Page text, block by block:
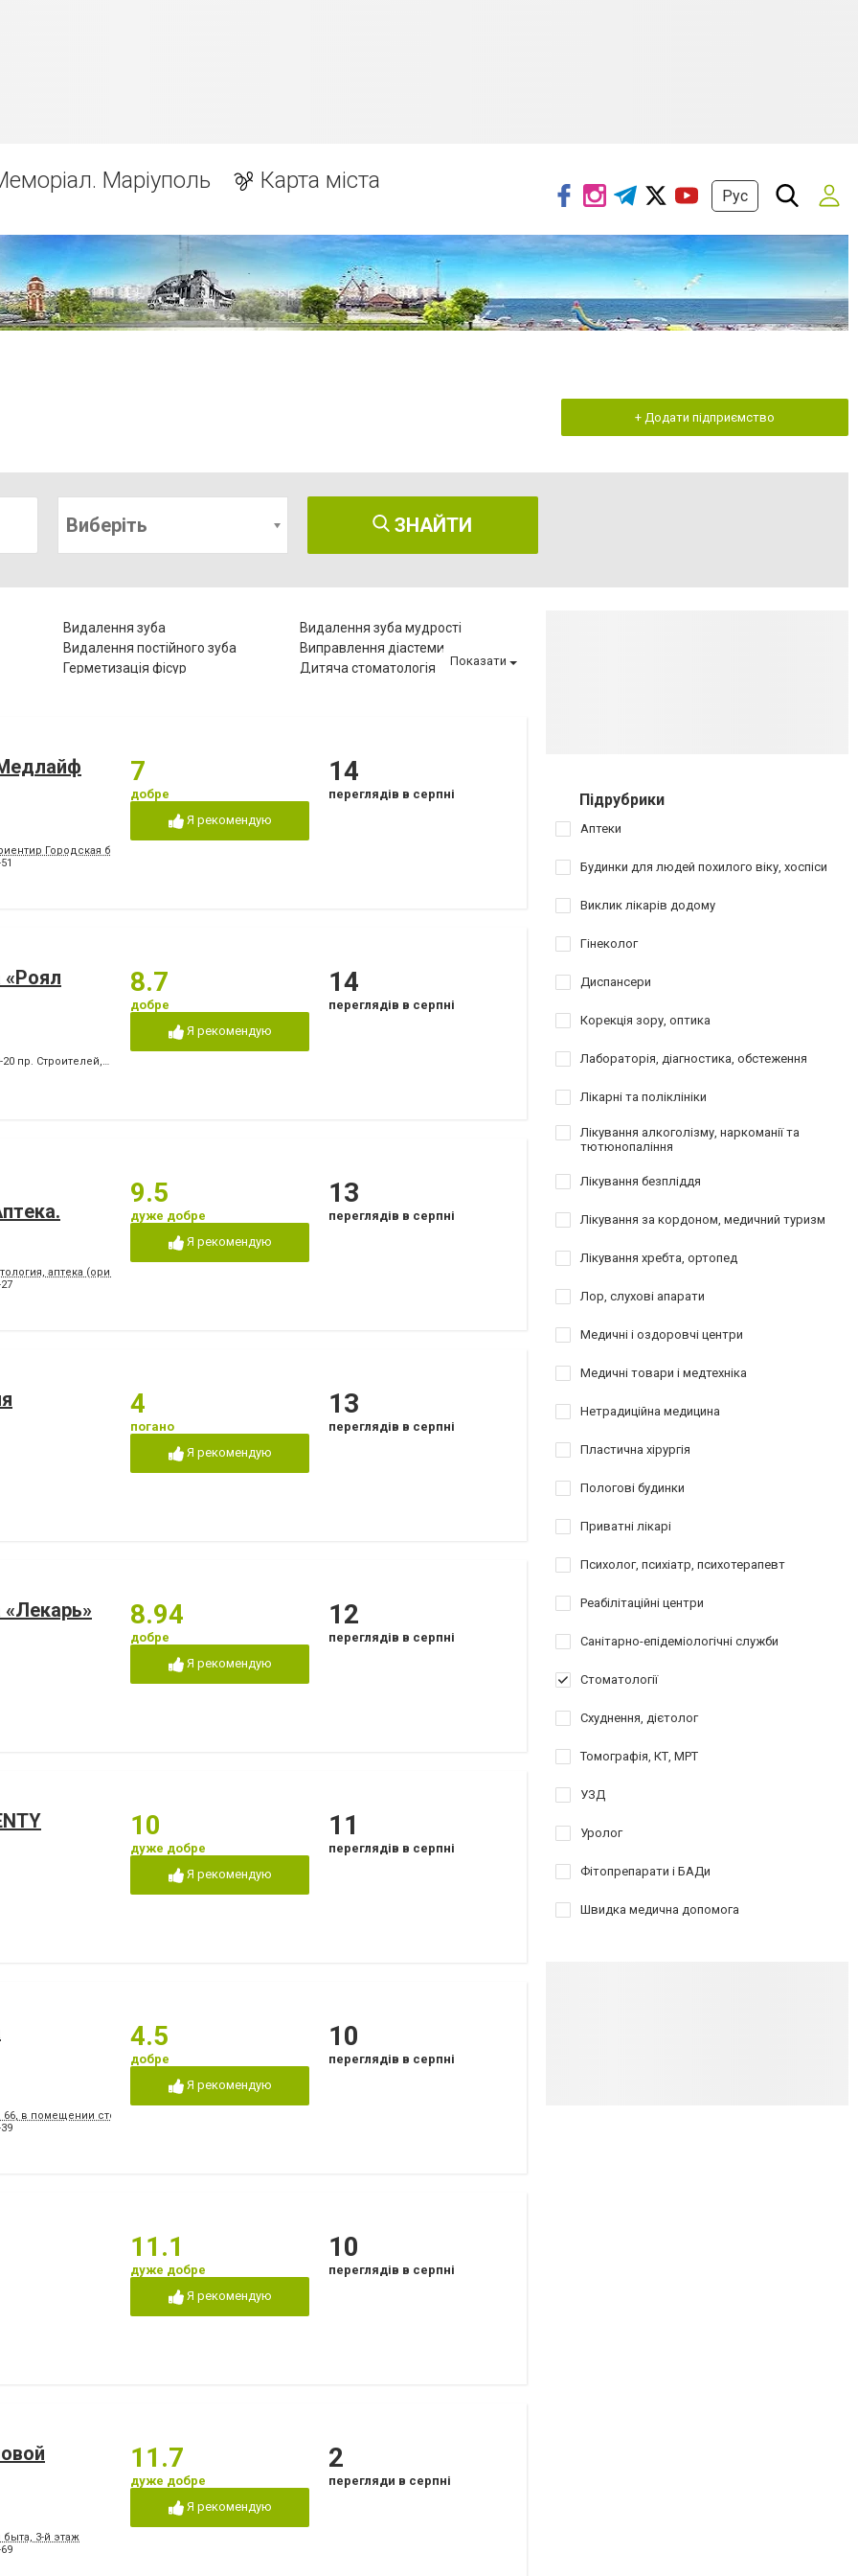
Маріуполь Карта міста
Рус
+ Додати підприємство
Виберіть ЗНАЙТИ
Видалення зуба
Видалення зуба мудрості
Видалення постійного зуба
Виправлення діастеми
Герметизація фісур
Дитяча стоматологія
Лікування зубів Лікування зубів при вагітності
Лікування лазером
Лікування періоститу
Лікування пульпіту
Лікування ясен
Чистка зубів Шинування зубів
Показати
Городская больница №2, конечная остановка троллейбусов "8" и "15", маршрутных такси 154,154А,112,145,110)
7
добре
Я рекомендую
14
переглядів в серпні
«Роял
20 пр. Строителей, +380 (67) 939-27-87 пр. Победы
8.7
добре
Я рекомендую
14
переглядів в серпні
аптека (ориентир - напротив клуба "Коралл")
9.5
дуже добре
Я рекомендую
13
переглядів в серпні
4
погано
Я рекомендую
13
переглядів в серпні
8.94
добре
Я рекомендую
12
переглядів в серпні
10
дуже добре
Я рекомендую
11
переглядів в серпні
в помещении стоматологической поликлиники № 3
4.5
добре
Я рекомендую
10
переглядів в серпні
11.1
дуже добре
Я рекомендую
10
переглядів в серпні
3-й этаж
11.7
дуже добре
Я рекомендую
2
перегляди в серпні
Підрубрики
Аптеки
Будинки для людей похилого віку, хоспіси
Виклик лікарів додому
Гінеколог
Диспансери
Корекція зору, оптика
Лабораторія, діагностика, обстеження
Лікарні та поліклініки
Лікування алкоголізму, наркоманії та
тютюнопаління
Лікування безпліддя
Лікування за кордоном, медичний туризм
Лікування хребта, ортопед
Лор, слухові апарати
Медичні і оздоровчі центри
Медичні товари і медтехніка
Нетрадиційна медицина
Пластична хірургія
Пологові будинки
Приватні лікарі
Психолог, психіатр, психотерапевт
Реабілітаційні центри
Санітарно-епідеміологічні служби
Стоматології
Схуднення, дієтолог
Томографія, КТ, МРТ
УЗД
Уролог
Фітопрепарати і БАДи
Швидка медична допомога